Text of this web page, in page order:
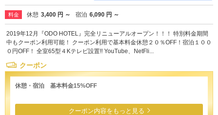
料金 休憩 3,400 円 ～ 宿泊 6,090 円 ～
2019年12月『ODO HOTEL』完全リニューアルオープン！！！ 特別料金期間
中もクーポン利用可能！ クーポン利用で基本料金休憩２０％OFF！宿泊１００
０円OFF！ 全室65型４Kテレビ設置!! YouTube、NetFli...
クーポン
休憩・宿泊 基本料金15%OFF
クーポン内容をもっと見る